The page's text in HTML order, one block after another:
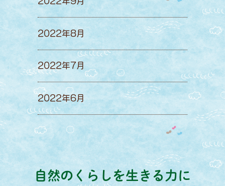
2022年8月
2022年7月
2022年6月
自然のくらしを生きる力に